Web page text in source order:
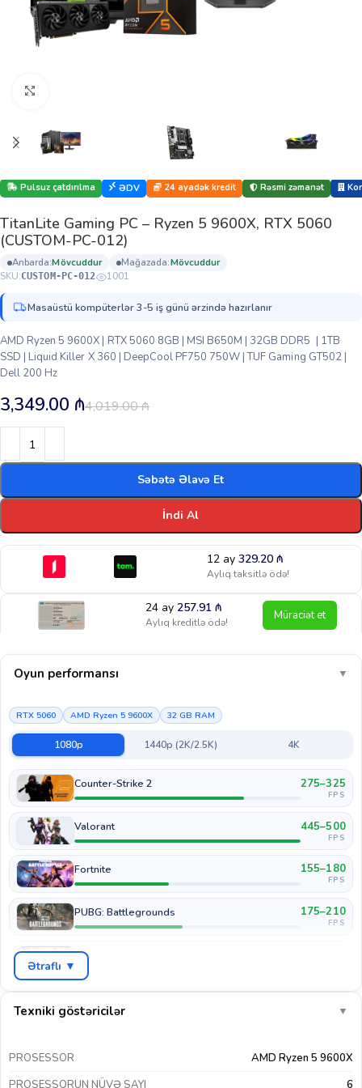
Pulsuz çatdırılma ƏDV 24 ayadək kredit Rəsmi zəmanət
TitanLite Gaming PC – Ryzen 5 9600X, RTX 5060
(CUSTOM-PC-012)
anbarda: mövcuddur mağazada:
mövcuddur
SKU:CUSTOM-PC-012 1001
Masaüstü kompüterlər 3-5 iş günü ərzində hazırlanır
AMD Ryzen 5 9600X | RTX 5060 8GB | MSI B650M | 32GB DDR5 | 1TB
SSD | Liquid Killer X 360 | DeepCool PF750 750W | TUF Gaming GT502 |
Dell 200 Hz
4,019.00₼
3,349.00 ₼
Səbətə Əlavə Et
İndi Al
12 ay 329.20 ₼
Aylıq taksitlə ödə!
24 ay257.91₼
Aylıq kreditlə ödə! Müraciət et
Oyun performansı ▼
RTX 5060 AMD Ryzen 5 9600X 32 GB RAM
1080p 1440p (2K/2.5K) 4K
Counter-Strike 2 275–325
FPS
Valorant 445–500
FPS
Fortnite 155–180
FPS
PUBG: Battlegrounds 175–210
FPS
GTA V
FPS
EA Sports FC 26
Ətraflı ▼
Texniki göstəricilər ▼
PROSESSOR
AMD Ryzen 5 9600X
PROSESSORUN NÜVƏ SAYI
6